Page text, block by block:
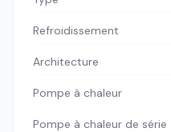
Refroidissement
Architecture
Pompe à chaleur
Pompe à chaleur de série